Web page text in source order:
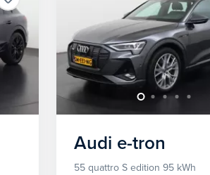
Audi e-tron
55 quattro S edition 95 kWh